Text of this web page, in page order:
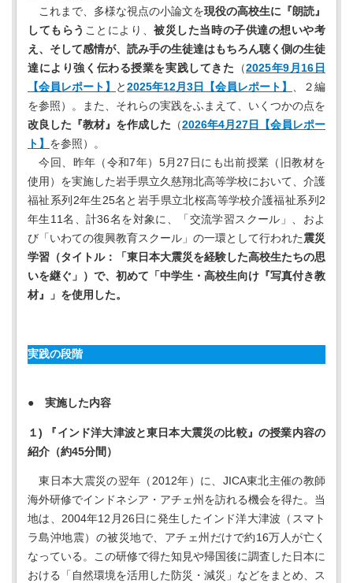
これまで、多様な視点の小論文を現役の高校生に『朗読』
してもらう ことにより、被災した当時の子供達の想いや考
え、そして感情が、読み手の生徒達はもちろん聴く側の生徒
達により強く伝わる授業を実践してきた （2025年9月16日
【会員レポート】
と 2025年12月3日【会員レポート】 、２編
を参照）。また、それらの実践をふまえて、いくつかの点を
改良した『教材』を作成した （2026年4月27日【会員レポー
ト】 を参照）。
今回、昨年（令和7年）5月27日にも出前授業（旧教材を
使用）を実施した岩手県立久慈翔北高等学校において、介護
福祉系列2年生25名と岩手県立北桜高等学校介護福祉系列2
年生11名、計36名を対象に、「交流学習スクール」、およ
び「いわての復興教育スクール」の一環として行われた 震災
学習（タイトル：「東日本大震災を経験した高校生たちの思
いを継ぐ」）で、初めて「中学生・高校生向け『写真付き教
材』」を使用した。
実践の段階
● 実施した内容
１) 『インド洋大津波と東日本大震災の比較』の授業内容の
紹介（約45分間）
東日本大震災の翌年（2012年）に、JICA東北主催の教師
海外研修でインドネシア・アチェ州を訪れる機会を得た。当
地は、2004年12月26日に発生したインド洋大津波（スマト
ラ島沖地震）の被災地で、アチェ州だけで約16万人が亡く
なっている。この研修で得た知見や帰国後に調査した日本に
おける「自然環境を活用した防災・減災」などをまとめ、ス